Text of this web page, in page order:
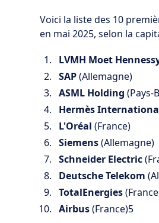
Voici la liste des 10
en mai 2025, selon la
LVMH Moet
SAP(Allemagne)
ASML Holding (Pays-
Hermès
L'Oréal (France)
Siemens(Allemagne)
Schneider Electric
Deutsche Telekom
TotalEnergies
Airbus(France)5